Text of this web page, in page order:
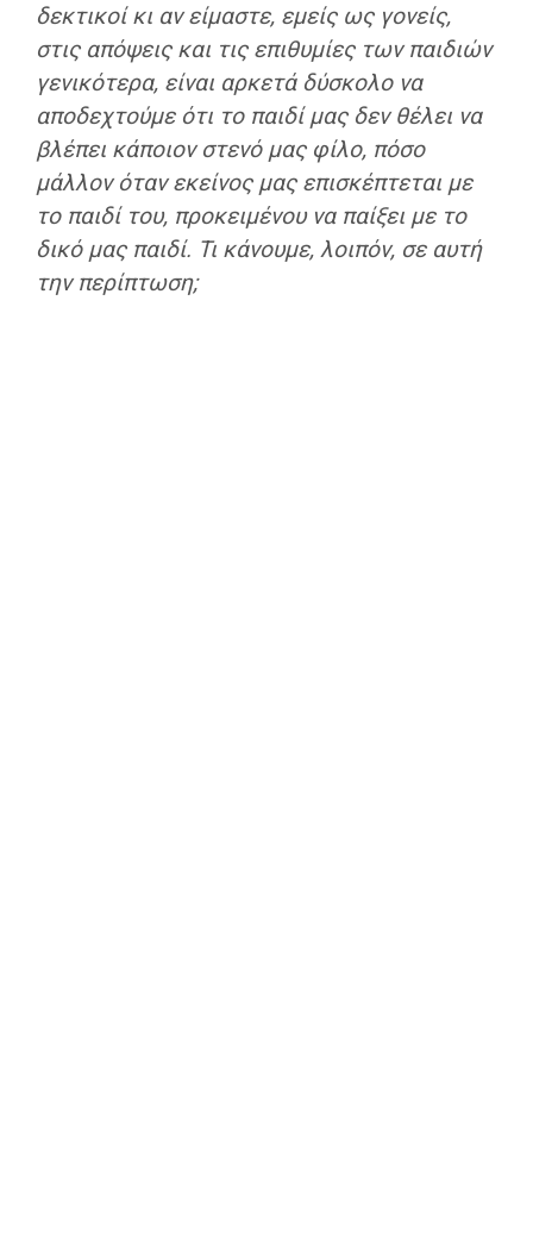
δεκτικοί κι αν είμαστε, εμείς ως γονείς,
στις απόψεις και τις επιθυμίες των παιδιών
γενικότερα, είναι αρκετά δύσκολο να
αποδεχτούμε ότι το παιδί μας δεν θέλει να
βλέπει κάποιον στενό μας φίλο, πόσο
μάλλον όταν εκείνος μας επισκέπτεται με
το παιδί του, προκειμένου να παίξει με το
δικό μας παιδί. Τι κάνουμε, λοιπόν, σε αυτή
την περίπτωση;